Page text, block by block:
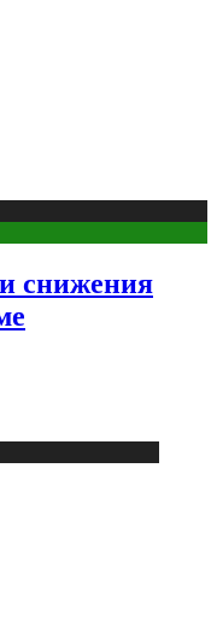
снижения